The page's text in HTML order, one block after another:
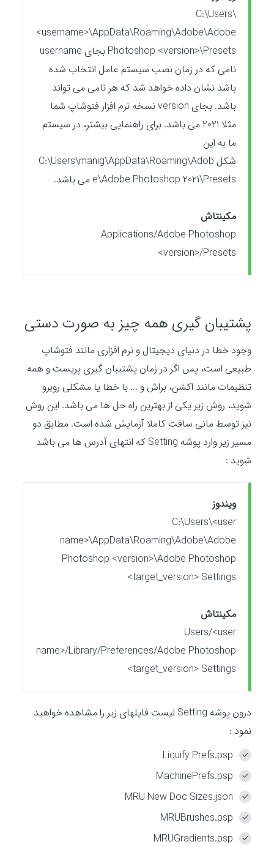
C:\Users\
<username>\AppData\Roaming\Adobe\Adobe
Photoshop <version>\Presets بجای username
نامی که در زمان نصب سیستم عامل انتخاب شده
باشد نشان داده خواهد شد که هر نامی می تواند
باشد. بجای version نسخه نرم افزار فتوشاپ شما
مثلا 2021 می باشد. برای راهنمایی بیشتر، در سیستم
ما به این
شکل C:\Users\manig\AppData\Roaming\Adob
e\Adobe Photoshop 2021\Presets می باشد.
مکینتاش
Applications/Adobe Photoshop
<version>/Presets
پشتیبان گیری همه چیز به صورت دستی
وجود خطا در دنیای دیجیتال و نرم افزاری مانند فتوشاپ
طبیعی است، پس اگر در زمان پشتیبان گیری پریست و همه
تنظیمات مانند اکشن، براش و ... با خطا یا مشکلی روبرو
شوید، روش زیر یکی از بهترین راه حل ها می باشد. این روش
نیز توسط مانی سافت کاملا آزمایش شده است. مطابق دو
مسیر زیر وارد پوشه Setting که انتهای آدرس ها می باشد
شوید :
ویندوز
C:\Users\<user
name>\AppData\Roaming\Adobe\Adobe
Photoshop <version>\Adobe Photoshop
<target_version> Settings
مکینتاش
Users/<user
name>/Library/Preferences/Adobe Photoshop
<target_version> Settings
درون پوشه Setting لیست فایلهای زیر را مشاهده خواهید
نمود :
Liquify Prefs.psp
MachinePrefs.psp
MRU New Doc Sizes.json
MRUBrushes.psp
MRUGradients.psp